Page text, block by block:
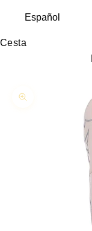
Español
Cesta
Zoom